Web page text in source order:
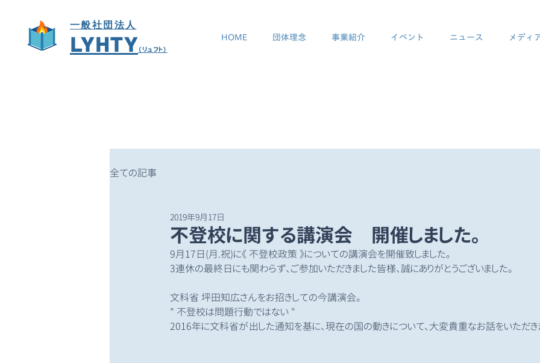
一般社団法人
LYHTY（リュフト）
HOME 団体理念 事業紹介 イベント ニュース メディ
全ての記事
不登校に関する講演会 開催しました。
2019年9月17日
9月17日(月.祝)に《 不登校政策 》についての講演会を開催致しました。
3連休の最終日にも関わらず、ご参加いただきました皆様、誠にありがとうございました。
文科省 坪田知広さんをお招きしての今講演会。
" 不登校は問題行動ではない "
2016年に文科省が出した通知を基に、現在の国の動きについて、大変貴重なお話をいただき